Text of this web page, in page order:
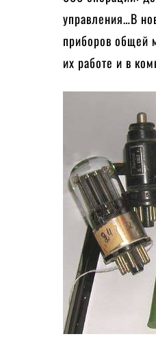
управления…В
приборов общей
их работе и в